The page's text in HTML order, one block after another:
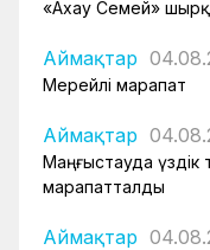
«Ахау Семей»
Аймақтар
Мерейлі марапат
Аймақтар
Маңғыстауда үздік
марапатталды
Аймақтар